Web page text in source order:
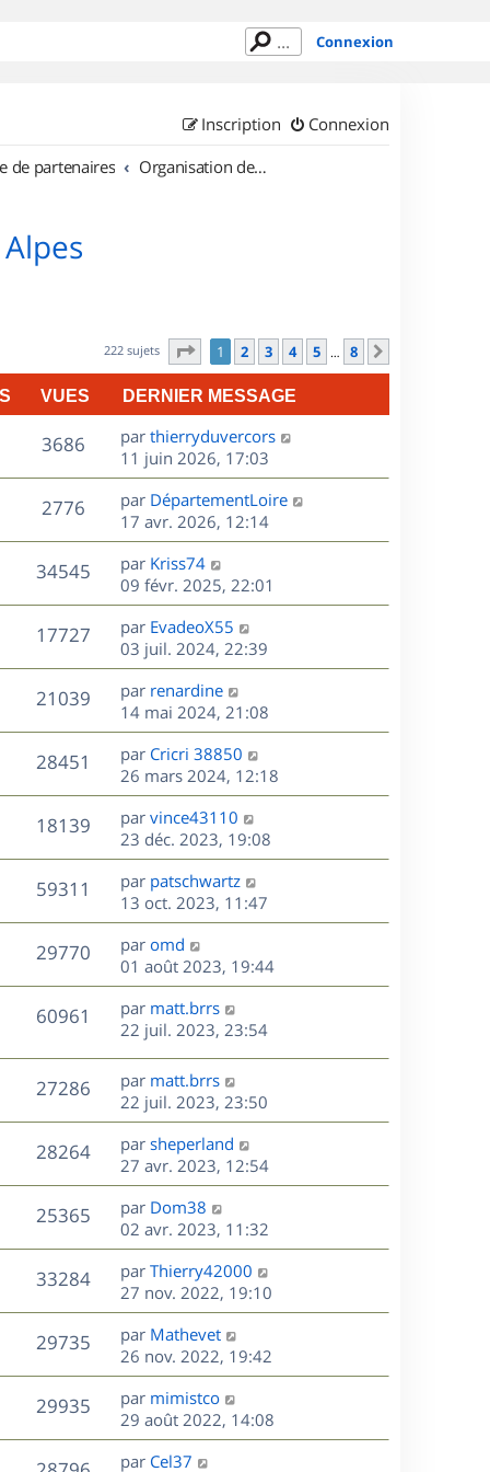
Connexion
Connexion
Inscription
de partenaires Organisation de sorties en région Rhône Alpes
222 sujets Page sur8
1 2 3 4 5 … 8
VUES DERNIER MESSAGE
3686V
u
e
s
D
e
r
n
i
e
r
m
e
s
s
a
g
e
par thierryduvercors
11 juin 2026, 17:03
2776V
u
e
s
D
e
r
n
i
e
r
m
e
s
s
a
g
e
par DépartementLoire
17 avr. 2026, 12:14
34545V
u
s
D
e
r
n
i
e
r
m
e
s
s
a
g
e
par Kriss74
09 févr. 2025, 22:01
17727V
u
D
e
r
n
i
e
r
m
e
s
s
a
g
e
par EvadeoX55
03 juil. 2024, 22:39
21039V
u
s
D
e
r
n
i
e
r
m
e
s
s
a
g
e
par renardine
14 mai 2024, 21:08
28451
u
D
e
r
n
i
e
r
m
e
s
s
a
g
e
par Cricri 38850
26 mars 2024, 12:18
18139V
u
s
D
e
r
n
i
e
r
m
e
s
s
a
g
e
par vince43110
23 déc. 2023, 19:08
59311
u
D
e
r
n
i
e
r
m
e
s
s
a
g
e
par patschwartz
13 oct. 2023, 11:47
29770V
u
D
e
r
n
i
e
r
m
e
s
s
a
g
e
par omd
01 août 2023, 19:44
60961
u
e
D
e
n
i
e
r
m
e
s
s
a
g
e
par matt.brrs
22 juil. 2023, 23:54
27286V
u
D
e
r
n
i
e
r
m
e
s
s
a
g
e
par matt.brrs
22 juil. 2023, 23:50
28264V
u
D
e
r
n
i
e
r
m
e
s
s
a
g
e
par sheperland
27 avr. 2023, 12:54
25365V
u
D
e
r
n
i
e
r
m
e
s
s
a
par Dom38
02 avr. 2023, 11:32
33284V
u
D
e
r
n
i
e
r
m
e
s
par Thierry42000
27 nov. 2022, 19:10
29735V
u
D
e
r
n
i
e
r
par Mathevet
26 nov. 2022, 19:42
29935V
u
D
e
r
n
par mimistco
29 août 2022, 14:08
D
par Cel37